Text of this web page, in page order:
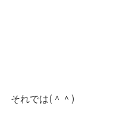
それでは(＾＾)